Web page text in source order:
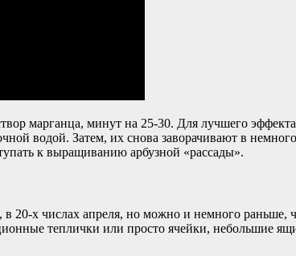
марганца, минут на 25-30. Для лучшего
водой. Затем, их снова заворачивают в
к выращиванию арбузной «рассады».
20-х числах апреля, но можно и немного раньше,
теплички или просто ячейки, небольшие